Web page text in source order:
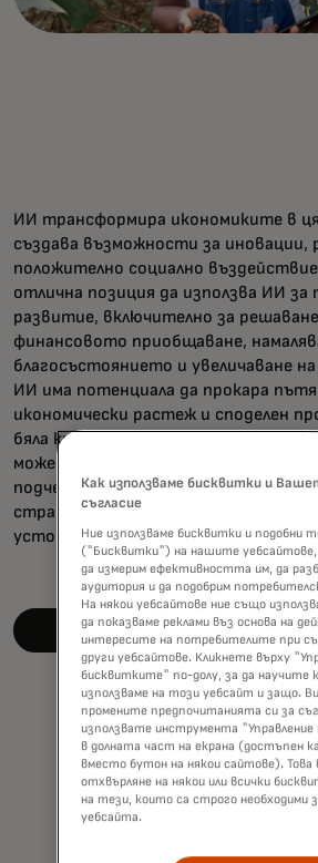
ИИ трансформира икономиките в
създава възможности за иновации,
положително социално
отлична позиция да използва ИИ
развитие, включително за
финансовото приобщаване,
благосъстоянието и увеличаване
ИИ има потенциала да прокара
икономически растеж и споделен
бяла книга се изследва как
може да разгърне потенциала на
подчертава ролята на отговорното
стратегическото изпълнение за
устойчив напредък.
Прочетете бялата книга
Как използваме бисквитки и
съгласие
Ние използваме бисквитки и подобни
("Бисквитки") на нашите уебсайтове,
да измерим ефективността им, да
аудитория и да подобрим
На някои уебсайтове ние също
да показваме реклами въз основа на
интересите на потребителите при
други уебсайтове. Кликнете върху
бисквитките" по-долу, за да научите
използваме на този уебсайт и защо.
промените предпочитанията си за
използвате инструмента
в долната част на екрана (достъпен
вместо бутон на някои сайтове). Това
отхвърляне на някои или всички
на тези, които са строго необходими
уебсайта.